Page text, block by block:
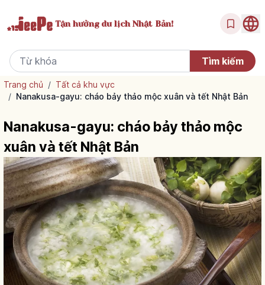
Tận hưởngdu lịch Nhật Bản!
Trang chủ / Tất cả khu vực
/ Nanakusa-gayu: cháo bảy thảo mộc xuân và tết Nhật Bản
Nanakusa-gayu: cháo bảy thảo mộc
xuân và tết Nhật Bản